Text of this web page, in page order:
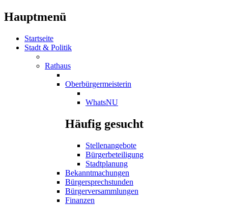
Hauptmenü
Startseite
Stadt & Politik
Rathaus
Oberbürgermeisterin
WhatsNU
Häufig gesucht
Stellenangebote
Bürgerbeteiligung
Stadtplanung
Bekanntmachungen
Bürgersprechstunden
Bürgerversammlungen
Finanzen